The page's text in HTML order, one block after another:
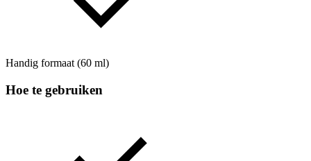
Handig formaat (60 ml)
Hoe te gebruiken